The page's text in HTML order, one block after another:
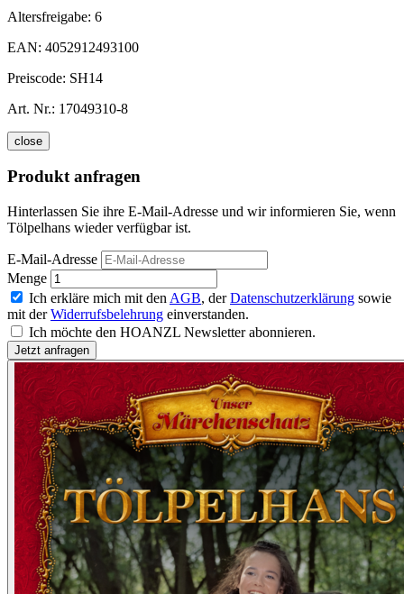
Altersfreigabe: 6
EAN: 4052912493100
Preiscode: SH14
Art. Nr.: 17049310-8
close
Produkt anfragen
Hinterlassen Sie ihre E-Mail-Adresse und wir informieren Sie, wenn
Tölpelhans wieder verfügbar ist.
E-Mail-Adresse
Menge
Ich erkläre mich mit den AGB, derDatenschutzerklärung sowie
mit derWiderrufsbelehrung einverstanden.
Ich möchte den HOANZL Newsletter abonnieren.